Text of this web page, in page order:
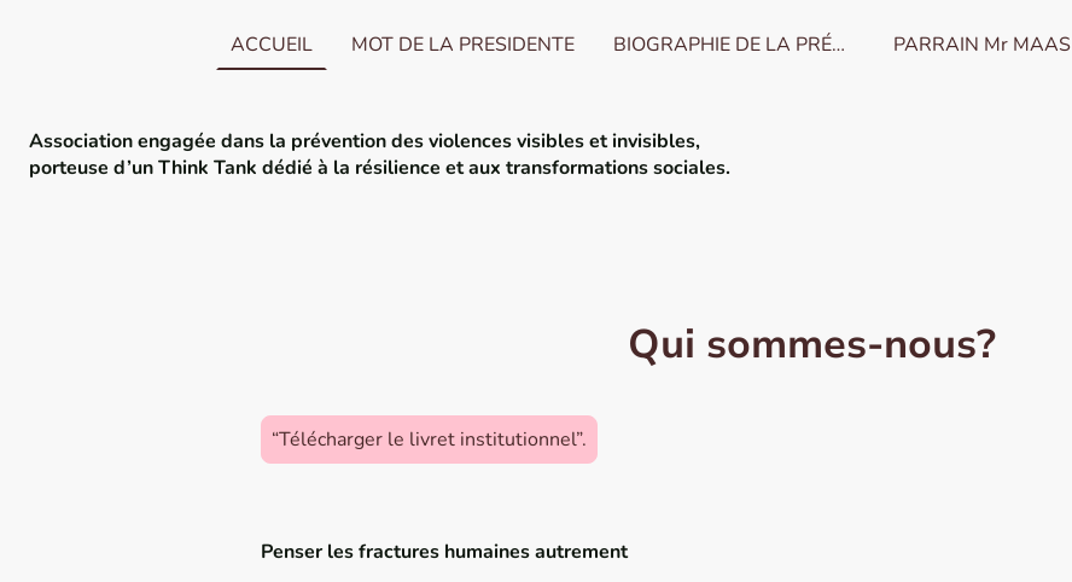
ACCUEIL MOT DE LA PRESIDENTE BIOGRAPHIE DE LA PRÉSIDENTE PARRAIN Mr MAAS
Association engagée dans la prévention des violences visibles et invisibles,
porteuse d’unThink Tank dédié à la résilience et aux transformations sociales.
Qui sommes-nous?
“Télécharger le livret institutionnel”.
Penser les fractures humaines autrement